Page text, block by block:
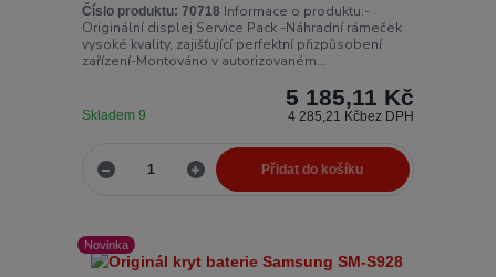
Číslo produktu: 70718 Informace o produktu:-
Originální displej Service Pack -Náhradní rámeček
vysoké kvality, zajišťující perfektní přizpůsobení
zařízení-Montováno v autorizovaném...
5 185,11 Kč
4 285,21 Kčbez DPH
Skladem 9
Přidat do košíku
Novinka